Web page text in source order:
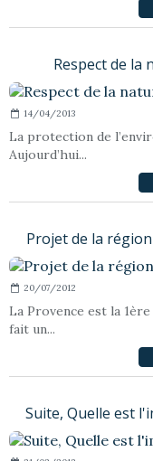
Respect de la
14/04/2013
La protection de
Aujourd’hui...
Projet de la
20/07/2012
La Provence est la
fait un...
Suite, Quelle est